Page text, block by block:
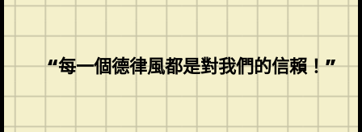
“每一個德律風都是對我們的信賴！”